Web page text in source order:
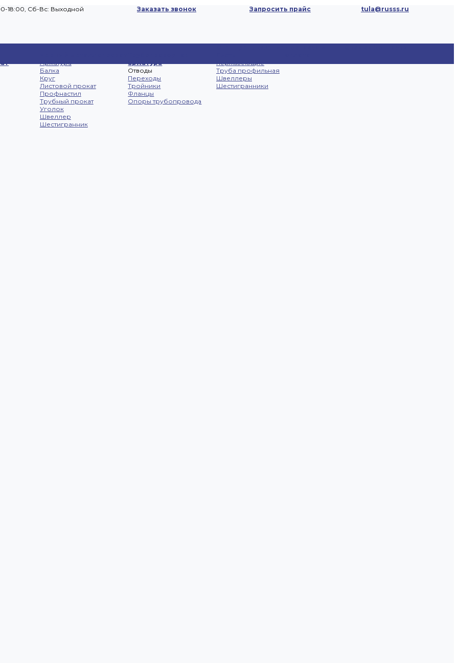
18:00, Cб-Вс: Выходной Заказать звонок Запросить прайс tula@russs.ru
Арматура
Балка
Круг
Листовой прокат
Профнастил
Трубный прокат
Уголок
Швеллер
Шестигранник
арматура
Отводы
Переходы
Тройники
Фланцы
Опоры трубопровода
нержавеющие
Труба профильная
Швеллеры
Шестигранники